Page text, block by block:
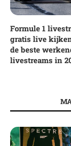
Formule 1
gratis live
de beste
livestreams in